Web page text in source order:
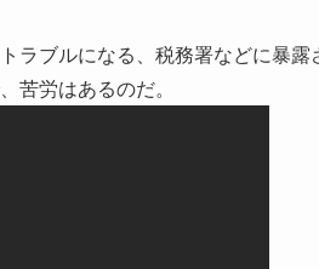
ラブルになる、税務署などに暴露
苦労はあるのだ。